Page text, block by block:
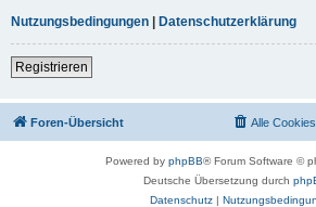
Nutzungsbedingungen | Datenschutzerklärung
Registrieren
Foren-Übersicht Alle
Powered by phpBB® Forum Software ©
Deutsche Übersetzung durch
Datenschutz|